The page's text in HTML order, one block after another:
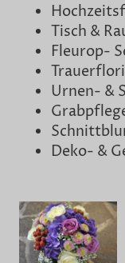
Tisch &
Fleurop-
Urnen- &
Deko- &